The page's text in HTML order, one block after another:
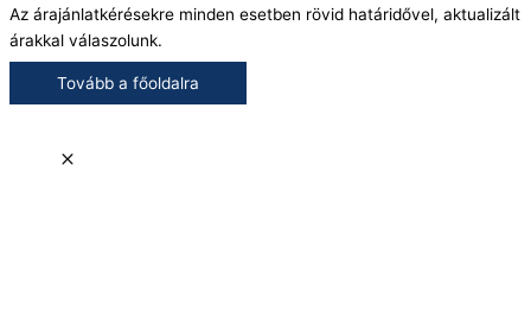
Az árajánlatkérésekre minden esetben rövid határidővel, aktualizált
árakkal válaszolunk.
Tovább a főoldalra